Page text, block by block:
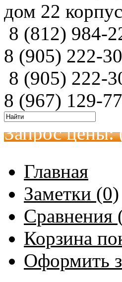
дом 22
8 (812) 984-
8 (905) 222-
8 (905) 222-
8 (967) 129-
Запрос цены:
Главная
Заметки (0)
Сравнения
Корзина
Оформить